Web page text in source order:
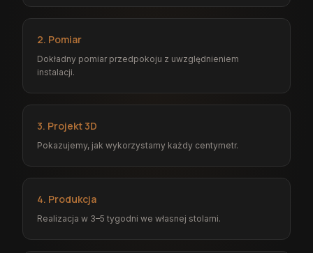
2. Pomiar
Dokładny pomiar przedpokoju z uwzględnieniem
instalacji.
3. Projekt 3D
Pokazujemy, jak wykorzystamy każdy centymetr.
4. Produkcja
Realizacja w 3–5 tygodni we własnej stolarni.